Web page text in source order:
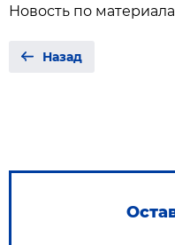
Новость по
Назад